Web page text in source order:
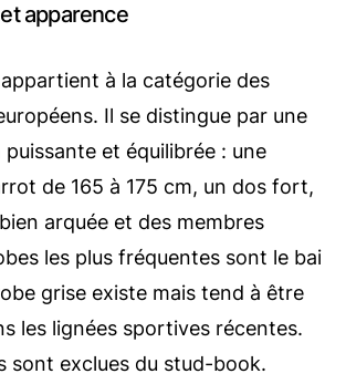
apparence
à la catégorie des
Il se distingue par une
et équilibrée : une
de 165 à 175 cm, un dos fort,
arquée et des membres
les plus fréquentes sont le bai
grise existe mais tend à être
les lignées sportives récentes.
sont exclues du stud-book.